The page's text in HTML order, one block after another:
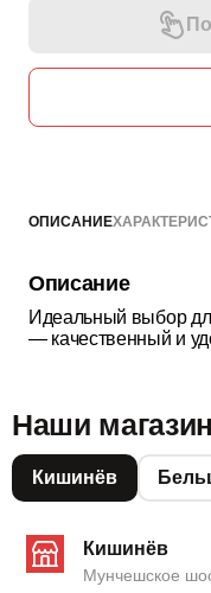
ОПИСАНИЕ
Описание
Идеальный выбор
— качественный и
Наши
Кишинёв
Кишинёв
Мунчешское